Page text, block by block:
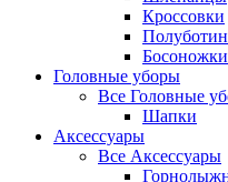
Кроссовки
Головные уборы
Все Головные
Шапки
Аксессуары
Все Аксессуары